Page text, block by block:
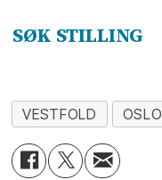
SØK STILLING
VESTFOLD OSLO